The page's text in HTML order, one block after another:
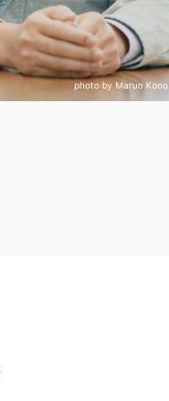
photo by Maruo Kono